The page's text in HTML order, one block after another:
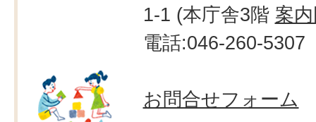
1-1 (本庁舎3階 案
電話:046-260-5307
お問合せフォーム